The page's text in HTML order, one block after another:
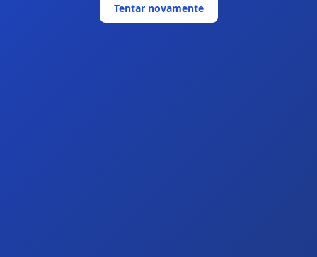
Tentar novamente